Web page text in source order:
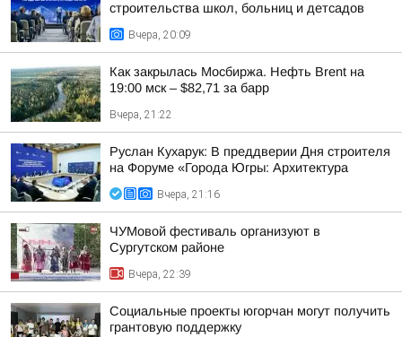
строительства школ, больниц и детсадов
Вчера, 20:09
Как закрылась Мосбиржа. Нефть Brent на
19:00 мск – $82,71 за барр
Вчера, 21:22
Руслан Кухарук: В преддверии Дня строителя
на Форуме «Города Югры: Архитектура
Вчера, 21:16
ЧУМовой фестиваль организуют в
Сургутском районе
Вчера, 22:39
Социальные проекты югорчан могут получить
грантовую поддержку